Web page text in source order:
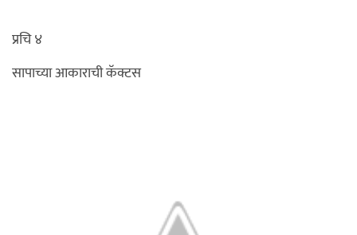
प्रचि ४
सापाच्या आकाराची कॅक्टस